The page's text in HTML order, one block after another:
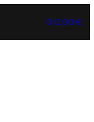
0 0,00€